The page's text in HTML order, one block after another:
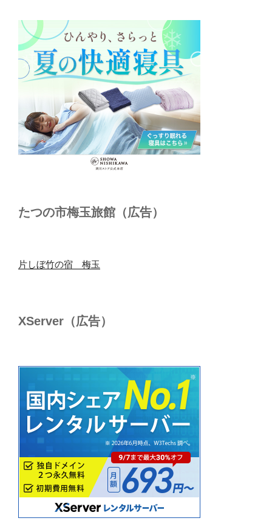
たつの市梅玉旅館（広告）
片しぼ竹の宿 梅玉
XServer（広告）